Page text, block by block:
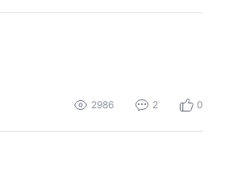
2986 2 0